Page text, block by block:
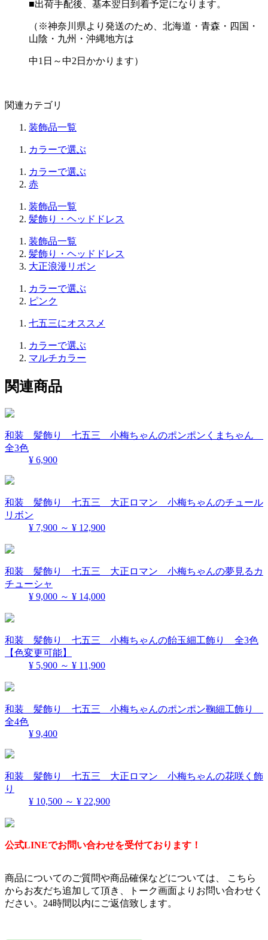
■出荷手配後、基本翌日到着予定になります。
（※神奈川県より発送のため、北海道・青森・四国・
山陰・九州・沖縄地方は
中1日～中2日かかります）
関連カテゴリ
装飾品一覧
カラーで選ぶ
カラーで選ぶ
赤
装飾品一覧
髪飾り・ヘッドドレス
装飾品一覧
髪飾り・ヘッドドレス
大正浪漫リボン
カラーで選ぶ
ピンク
七五三にオススメ
カラーで選ぶ
マルチカラー
関連商品
和装 髪飾り 七五三 小梅ちゃんのポンポンくまちゃん
全3色
¥ 6,900
和装 髪飾り 七五三 大正ロマン 小梅ちゃんのチュール
リボン
¥ 7,900 ～ ¥ 12,900
和装 髪飾り 七五三 大正ロマン 小梅ちゃんの夢見るカ
チューシャ
¥ 9,000 ～ ¥ 14,000
和装 髪飾り 七五三 小梅ちゃんの飴玉細工飾り 全3色
【色変更可能】
¥ 5,900 ～ ¥ 11,900
和装 髪飾り 七五三 小梅ちゃんのポンポン鞠細工飾り
全4色
¥ 9,400
和装 髪飾り 七五三 大正ロマン 小梅ちゃんの花咲く飾
り
¥ 10,500 ～ ¥ 22,900
公式LINEでお問い合わせを受付ております！
商品についてのご質問や商品確保などについては、 こちら
からお友だち追加して頂き、トーク画面よりお問い合わせく
ださい。24時間以内にご返信致します。